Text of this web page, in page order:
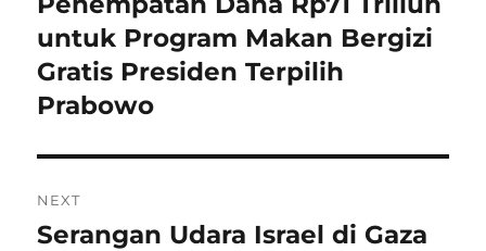
untuk Program Makan Bergizi
Gratis Presiden Terpilih
Prabowo
NEXT
Next
Serangan Udara Israel di Gaza